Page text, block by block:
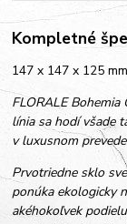
Kompletné
147 x 147 x 125 mm
FLORALE
línia sa hodí všade
v luxusnom
Prvotriedne sklo
ponúka ekologicky
akéhokoľvek